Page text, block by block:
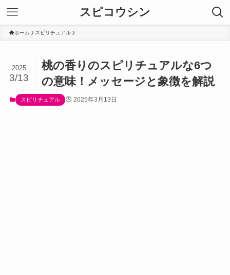
スピコウシン
ホーム スピリチュアル
桃の香りのスピリチュアルな6つ
の意味！メッセージと象徴を解説
2025
3/13
スピリチュアル 2025年3月13日